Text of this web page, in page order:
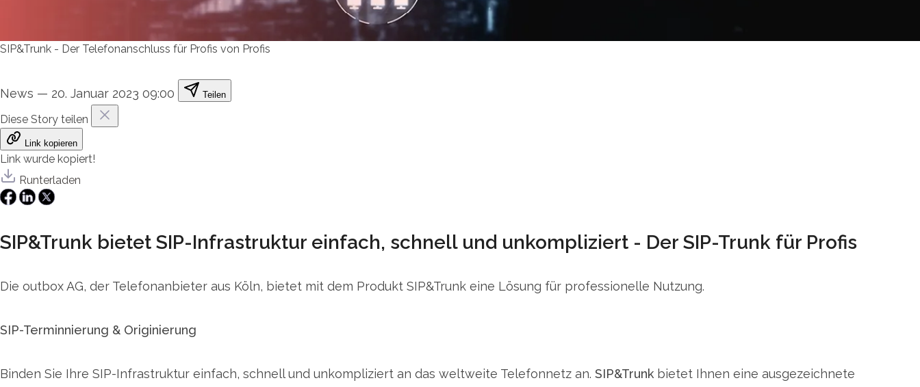
SIP&Trunk - Der Telefonanschluss für Profis von Profis
News — 20. Januar 2023 09:00 Teilen
Diese Story teilen
Link kopieren
Link wurde kopiert!
Runterladen
SIP&Trunk bietet SIP-Infrastruktur einfach, schnell und unkompliziert - Der SIP-Trunk für Profis
Die outbox AG, der Telefonanbieter aus Köln, bietet mit dem Produkt SIP&Trunk eine Lösung für professionelle Nutzung.
SIP-Terminnierung & Originierung
Binden Sie Ihre SIP-Infrastruktur einfach, schnell und unkompliziert an das weltweite Telefonnetz an. SIP&Trunk bietet Ihnen eine ausgezeichnete